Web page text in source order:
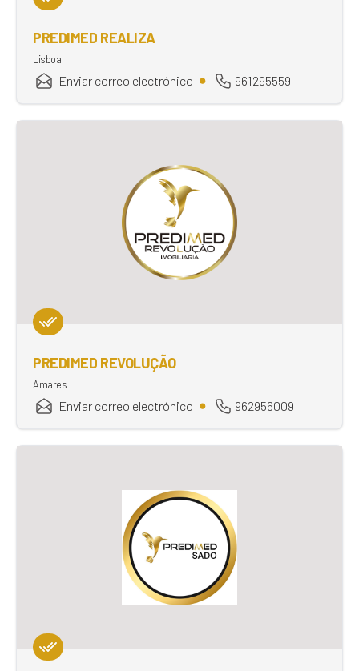
PREDIMED REALIZA
Lisboa
Enviar correo electrónico 961295559
PREDIMED REVOLUÇÃO
Amares
Enviar correo electrónico 962956009